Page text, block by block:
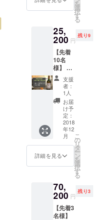
予定価
格:9,00
料込
み）
を
選
択
す
る
25,
200 円
残り9
【先着
10名
様】 ・
2006 タ
イムワ
イン
（白）
× 4本 ・
ご支援
へのお
礼の手
CAMPF
IRE特別
価格
30%OF
規販売
予定価
格:
36,000
円 ※送
支援
者：
1人
お届
け予
定：
2018
年12
月
詳細を見る
こ
の
リ
タ
ー
ン
を
選
択
す
る
70,
200 円
残り3
【先着3
名様】